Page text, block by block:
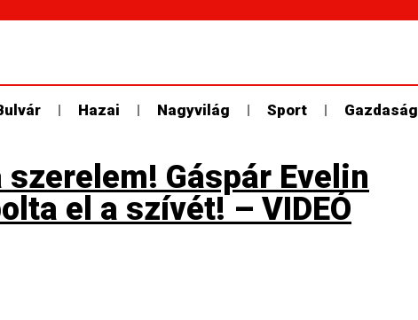
Hazai Nagyvilág Sport Gazdaság
Gáspár Evelin
el a szívét! – VIDEÓ